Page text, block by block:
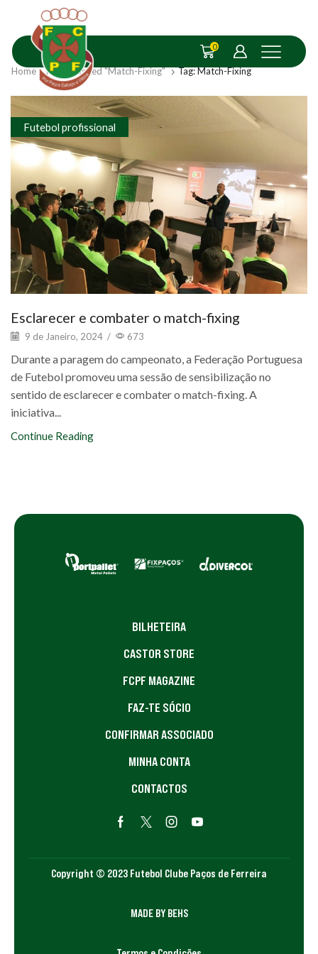
0
Home Posts Tagged "Match-Fixing" Tag: Match-Fixing
Futebol profissional
Esclarecer e combater o match-fixing
9 de Janeiro, 2024 / 673
Durante a paragem do campeonato, a Federação Portuguesa
de Futebol promoveu uma sessão de sensibilização no
sentido de esclarecer e combater o match-fixing. A
iniciativa...
Continue Reading
BILHETEIRA
CASTOR STORE
FCPF MAGAZINE
FAZ-TE SÓCIO
CONFIRMAR ASSOCIADO
MINHA CONTA
CONTACTOS
Copyright © 2023 Futebol Clube Paços de Ferreira
MADE BY BEHS